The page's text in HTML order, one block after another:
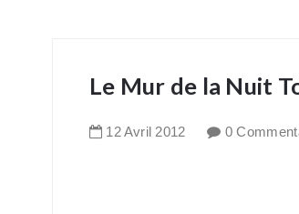
Le Mur de la Nuit
12Avril 2012 0